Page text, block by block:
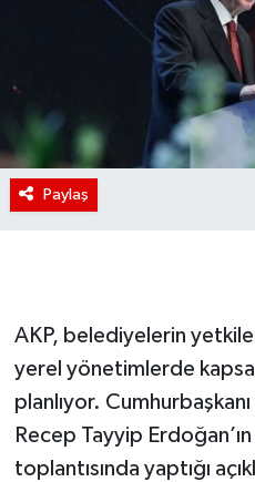
Paylaş
AKP, belediyelerin
yerel yönetimlerde
planlıyor.
Recep Tayyip
toplantısında yaptığı